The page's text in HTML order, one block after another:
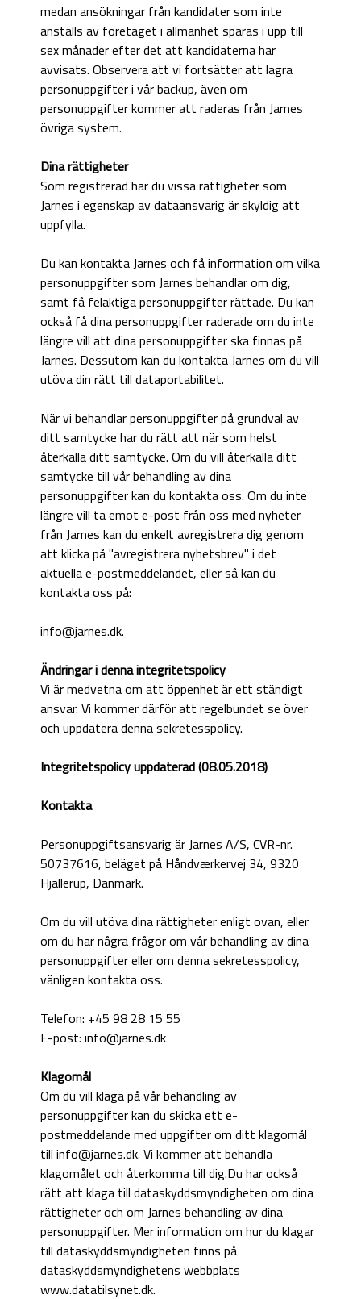
medan ansökningar från kandidater som inte
anställs av företaget i allmänhet sparas i upp till
sex månader efter det att kandidaterna har
avvisats. Observera att vi fortsätter att lagra
personuppgifter i vår backup, även om
personuppgifter kommer att raderas från Jarnes
övriga system.
Dina rättigheter
Som registrerad har du vissa rättigheter som
Jarnes i egenskap av dataansvarig är skyldig att
uppfylla.
Du kan kontakta Jarnes och få information om vilka
personuppgifter som Jarnes behandlar om dig,
samt få felaktiga personuppgifter rättade. Du kan
också få dina personuppgifter raderade om du inte
längre vill att dina personuppgifter ska finnas på
Jarnes. Dessutom kan du kontakta Jarnes om du vill
utöva din rätt till dataportabilitet.
När vi behandlar personuppgifter på grundval av
ditt samtycke har du rätt att när som helst
återkalla ditt samtycke. Om du vill återkalla ditt
samtycke till vår behandling av dina
personuppgifter kan du kontakta oss. Om du inte
längre vill ta emot e-post från oss med nyheter
från Jarnes kan du enkelt avregistrera dig genom
att klicka på "avregistrera nyhetsbrev" i det
aktuella e-postmeddelandet, eller så kan du
kontakta oss på:
info@jarnes.dk.
Ändringar i denna integritetspolicy
Vi är medvetna om att öppenhet är ett ständigt
ansvar. Vi kommer därför att regelbundet se över
och uppdatera denna sekretesspolicy.
Integritetspolicy uppdaterad (08.05.2018)
Kontakta
Personuppgiftsansvarig är Jarnes A/S, CVR-nr.
50737616, beläget på Håndværkervej 34, 9320
Hjallerup, Danmark.
Om du vill utöva dina rättigheter enligt ovan, eller
om du har några frågor om vår behandling av dina
personuppgifter eller om denna sekretesspolicy,
vänligen kontakta oss.
Telefon: +45 98 28 15 55
E-post: info@jarnes.dk
Klagomål
Om du vill klaga på vår behandling av
personuppgifter kan du skicka ett e-
postmeddelande med uppgifter om ditt klagomål
till info@jarnes.dk. Vi kommer att behandla
klagomålet och återkomma till dig.Du har också
rätt att klaga till dataskyddsmyndigheten om dina
rättigheter och om Jarnes behandling av dina
personuppgifter. Mer information om hur du klagar
till dataskyddsmyndigheten finns på
dataskyddsmyndighetens webbplats
www.datatilsynet.dk.